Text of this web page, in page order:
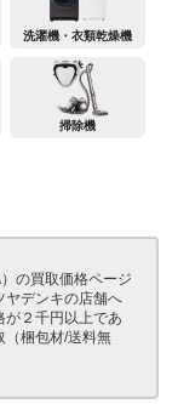
洗濯機・衣類乾燥機
掃除機
の買取価格ページ
ヤデンキの店舗へ
が２千円以上であ
（梱包材/送料無